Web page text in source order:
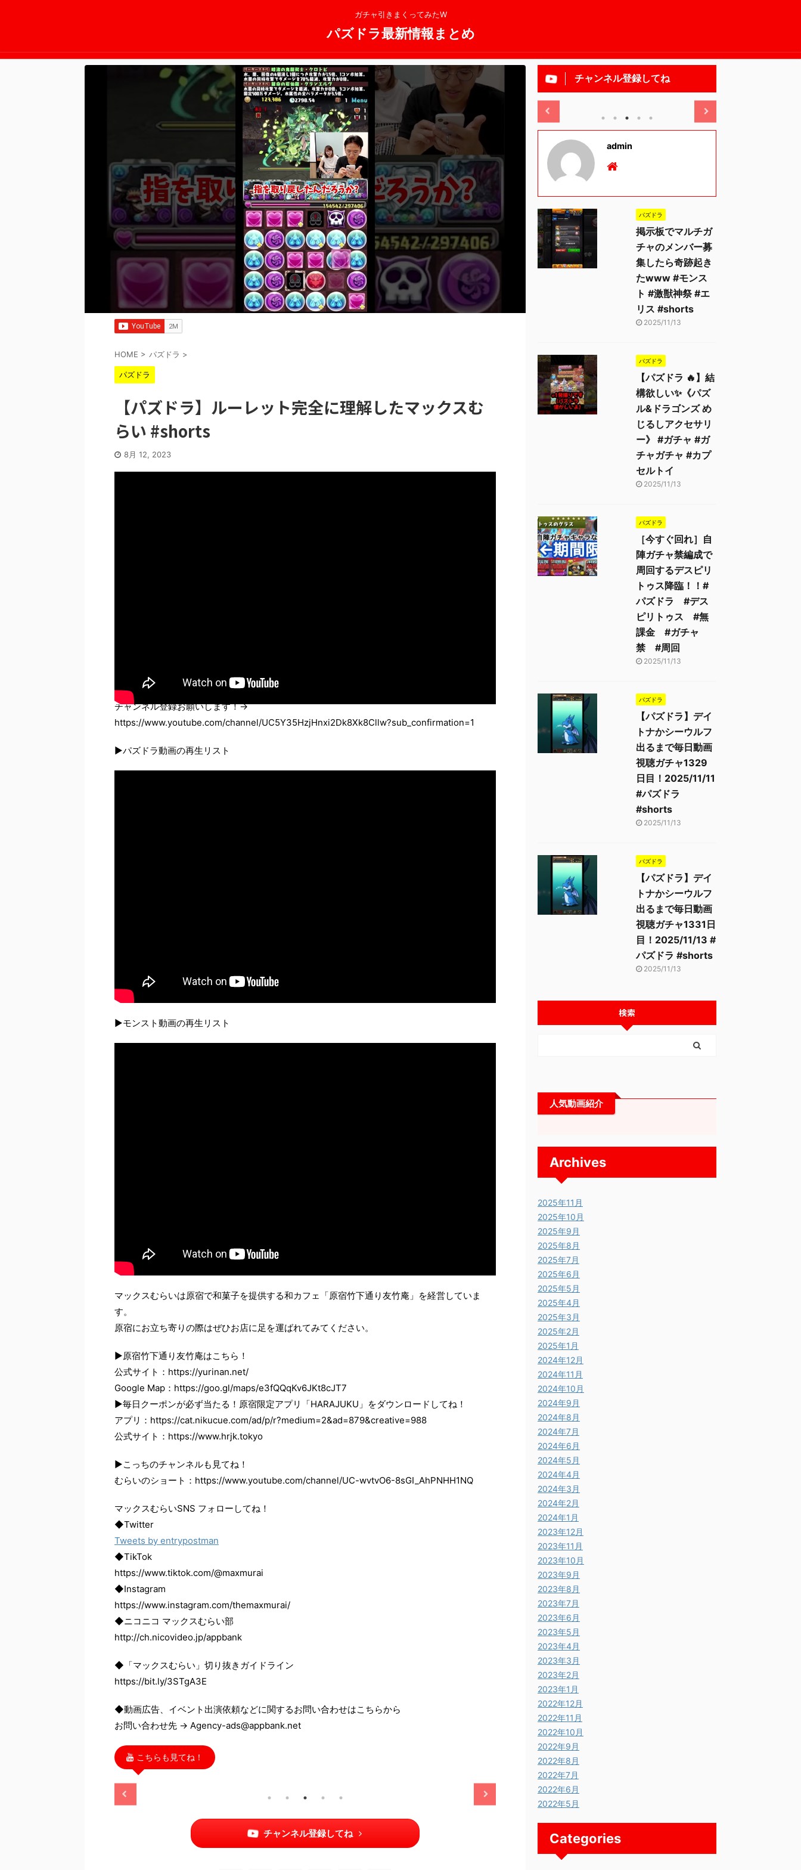
ガチャ引きまくってみたW
パズドラ最新情報まとめ
HOME > パズドラ >
パズドラ
【パズドラ】ルーレット完全に理解したマックスむ
らい #shorts
8月 12, 2023
チャンネル登録お願いします！→
https://www.youtube.com/channel/UC5Y35HzjHnxi2Dk8Xk8Cllw?sub_confirmation=1
▶パズドラ動画の再生リスト
▶モンスト動画の再生リスト
マックスむらいは原宿で和菓子を提供する和カフェ「原宿竹下通り友竹庵」を経営していま
す。
原宿にお立ち寄りの際はぜひお店に足を運ばれてみてください。
▶原宿竹下通り友竹庵はこちら！
公式サイト：https://yurinan.net/
Google Map：https://goo.gl/maps/e3fQQqKv6JKt8cJT7
▶毎日クーポンが必ず当たる！原宿限定アプリ「HARAJUKU」をダウンロードしてね！
アプリ：https://cat.nikucue.com/ad/p/r?medium=2&ad=879&creative=988
公式サイト：https://www.hrjk.tokyo
▶こっちのチャンネルも見てね！
むらいのショート：https://www.youtube.com/channel/UC-wvtvO6-8sGI_AhPNHH1NQ
マックスむらいSNS フォローしてね！
◆Twitter
Tweets by entrypostman
◆TikTok
https://www.tiktok.com/@maxmurai
◆Instagram
https://www.instagram.com/themaxmurai/
◆ニコニコ マックスむらい部
http://ch.nicovideo.jp/appbank
◆「マックスむらい」切り抜きガイドライン
https://bit.ly/3STgA3E
◆動画広告、イベント出演依頼などに関するお問い合わせはこちらから
お問い合わせ先 → Agency-ads@appbank.net
こちらも見てね！
2025/11/13
チャンネル登録してね
チャンネル登録してね
2025/11/13 2025/11/13
admin
パズドラ
掲示板でマルチガ
チャのメンバー募
集したら奇跡起き
たwww #モンス
ト #激獣神祭 #エ
リス #shorts
2025/11/13
パズドラ
【パズドラ 🔥】結
構欲しい✨《パズ
ル&ドラゴンズ め
じるしアクセサリ
ー》 #ガチャ #ガ
チャガチャ #カプ
セルトイ
2025/11/13
パズドラ
［今すぐ回れ］自
陣ガチャ禁編成で
周回するデスピリ
トゥス降臨！！#
パズドラ #デス
ピリトゥス #無
課金 #ガチャ
禁 #周回
2025/11/13
パズドラ
【パズドラ】デイ
トナかシーウルフ
出るまで毎日動画
視聴ガチャ1329
日目！2025/11/11
#パズドラ
#shorts
2025/11/13
パズドラ
【パズドラ】デイ
トナかシーウルフ
出るまで毎日動画
視聴ガチャ1331日
目！2025/11/13 #
パズドラ #shorts
2025/11/13
検索
人気動画紹介
Archives
2025年11月
2025年10月
2025年9月
2025年8月
2025年7月
2025年6月
2025年5月
2025年4月
2025年3月
2025年2月
2025年1月
2024年12月
2024年11月
2024年10月
2024年9月
2024年8月
2024年7月
2024年6月
2024年5月
2024年4月
2024年3月
2024年2月
2024年1月
2023年12月
2023年11月
2023年10月
2023年9月
2023年8月
2023年7月
2023年6月
2023年5月
2023年4月
2023年3月
2023年2月
2023年1月
2022年12月
2022年11月
2022年10月
2022年9月
2022年8月
2022年7月
2022年6月
2022年5月
Categories